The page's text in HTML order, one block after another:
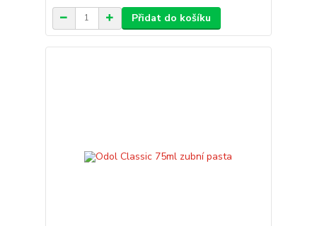
Přidat do košíku